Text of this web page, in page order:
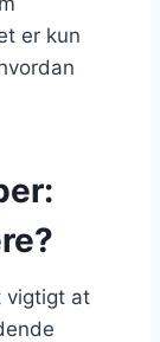
er kun
vigtigt at